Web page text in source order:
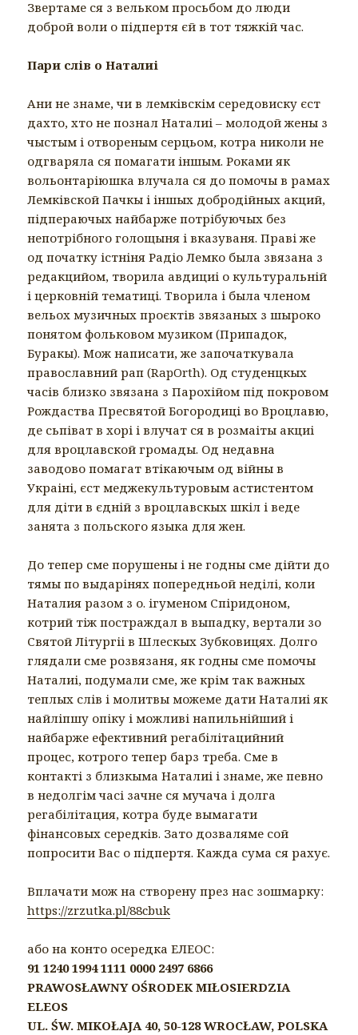
Звертаме ся з вельком просьбом до люди
доброй воли о підпертя єй в тот тяжкій час.
Пари слів о Наталиі
Ани не знаме, чи в лемківскім середовиску єст
дахто, хто не познал Наталиі – молодой жены з
чыстым і отвореным серцьом, котра николи не
одгваряла ся помагати іншым. Роками як
вольонтаріюшка влучала ся до помочы в рамах
Лемківской Пачкы і іншых добродійных акций,
підпераючых найбарже потрібуючых без
непотрібного голощыня і вказуваня. Праві же
од початку істніня Радіо Лемко была звязана з
редакцийом, творила авдициі о культуральній
і церковній тематиці. Творила і была членом
вельох музичных проєктів звязаных з шыроко
понятом фольковом музиком (Припадок,
Буракы). Мож написати, же започаткувала
православний рап (RapOrth). Од студенцкых
часів близко звязана з Парохійом під покровом
Рождаства Пресвятой Богородиці во Вроцлавю,
де сьпіват в хорі і влучат ся в розмаіты акциі
для вроцлавской громады. Од недавна
заводово помагат втікаючым од війны в
Украіні, єст меджекультуровым астистентом
для діти в єдній з вроцлавскых шкіл і веде
занята з польского языка для жен.
До тепер сме порушены і не годны сме дійти до
тямы по выдарінях попередньой неділі, коли
Наталия разом з о. ігуменом Спіридоном,
котрий тіж постраждал в выпадку, вертали зо
Святой Літургіі в Шлескых Зубковицях. Долго
глядали сме розвязаня, як годны сме помочы
Наталиі, подумали сме, же крім так важных
теплых слів і молитвы можеме дати Наталиі як
найліпшу опіку і можливі напильнійший і
найбарже ефективний регабілітацийний
процес, котрого тепер барз треба. Сме в
контакті з близкыма Наталиі і знаме, же певно
в недолгім часі зачне ся мучача і долга
регабілітация, котра буде вымагати
фінансовых середків. Зато дозваляме сой
попросити Вас о підпертя. Кажда сума ся рахує.
Вплачати мож на створену през нас зошмарку:
https://zrzutka.pl/88cbuk
або на конто осередка ЕЛЕОС:
91 1240 1994 1111 0000 2497 6866
PRAWOSŁAWNY OŚRODEK MIŁOSIERDZIA
ELEOS
UL. ŚW. MIKOŁAJA 40, 50-128 WROCŁAW, POLSKA